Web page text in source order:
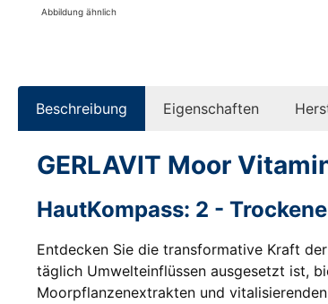
Abbildung ähnlich
Beschreibung Eigenschaften
GERLAVIT Moor
HautKompass: 2 -
Entdecken Sie die transformative Kraft der
täglich Umwelteinflüssen ausgesetzt ist,
Moorpflanzenextrakten und